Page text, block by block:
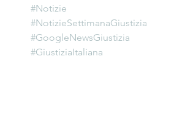
#Notizie
#NotizieSettimanaGiustizia
#GoogleNewsGiustizia
#GiustiziaItaliana